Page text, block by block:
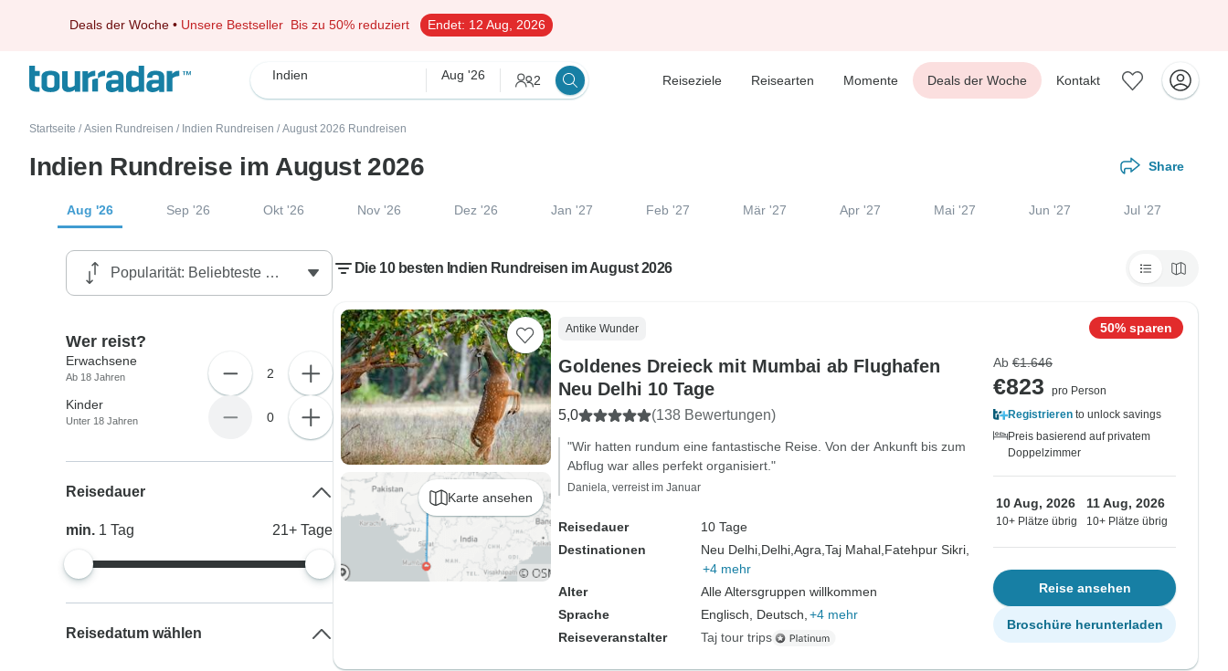
Deals der Woche • Unsere Bestseller Bis zu 50% reduziert Endet: 12 Aug, 2026
Indien Aug '26 2 Reiseziele Reisearten Momente Deals der Woche Kontakt
Startseite / Asien Rundreisen / Indien Rundreisen / August 2026 Rundreisen
Indien Rundreise im August 2026 Share
Aug '26 Sep '26 Okt '26 Nov '26 Dez '26 Jan '27 Feb '27 Mär '27 Apr '27 Mai '27 Jun '27 Jul '27
Die 10 besten Indien Rundreisen im August 2026
Karte ansehen
Antike Wunder
Goldenes Dreieck mit Mumbai ab Flughafen
Neu Delhi 10 Tage
5,0 (138 Bewertungen)
"Wir hatten rundum eine fantastische Reise. Von der Ankunft bis zum
Abflug war alles perfekt organisiert."
Daniela, verreist im Januar
Reisedauer
10 Tage
Destinationen
Neu Delhi, Delhi, Agra, Taj Mahal, Fatehpur Sikri,
+4 mehr
Alter
Alle Altersgruppen willkommen
Sprache
Englisch, Deutsch, +4 mehr
Reiseveranstalter
Taj tour trips
50% sparen
Ab €1.646
€823
pro Person
Registrieren to unlock savings
Preis basierend auf privatem
Doppelzimmer
10 Aug, 2026
10+ Plätze übrig
11 Aug, 2026
10+ Plätze übrig
Reise ansehen
Broschüre herunterladen
Wer reist?
Erwachsene
Ab 18 Jahren 2
Kinder
Unter 18 Jahren 0
Reisedauer
min. 1Tag 21+ Tage
Reisedatum wählen